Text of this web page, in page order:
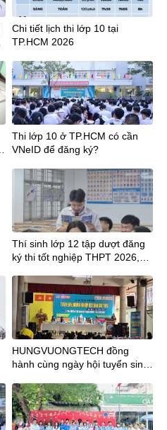
Chi tiết lịch thi lớp 10 tại
TP.HCM 2026
Thi lớp 10 ở TP.HCM có cần
VNeID để đăng ký?
Thí sinh lớp 12 tập dượt đăng
ký thi tốt nghiệp THPT 2026,
HUNGVUONGTECH đồng
hành cùng ngày hội tuyển sinh